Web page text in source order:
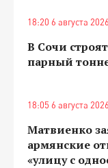
18:20 6 августа 2026
В Сочи
парный
18:05 6 августа 2026
Матвиенко
армянские
«улицу с